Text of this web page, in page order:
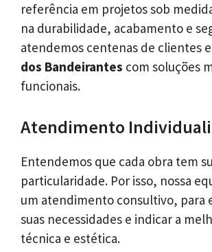
referência em projetos sob
na durabilidade, acabamento e
atendemos centenas de clientes
dos Bandeirantes com soluções
funcionais.
Atendimento
Entendemos que cada obra tem
particularidade. Por isso, nossa
um atendimento consultivo, para
suas necessidades e indicar a
técnica e estética.